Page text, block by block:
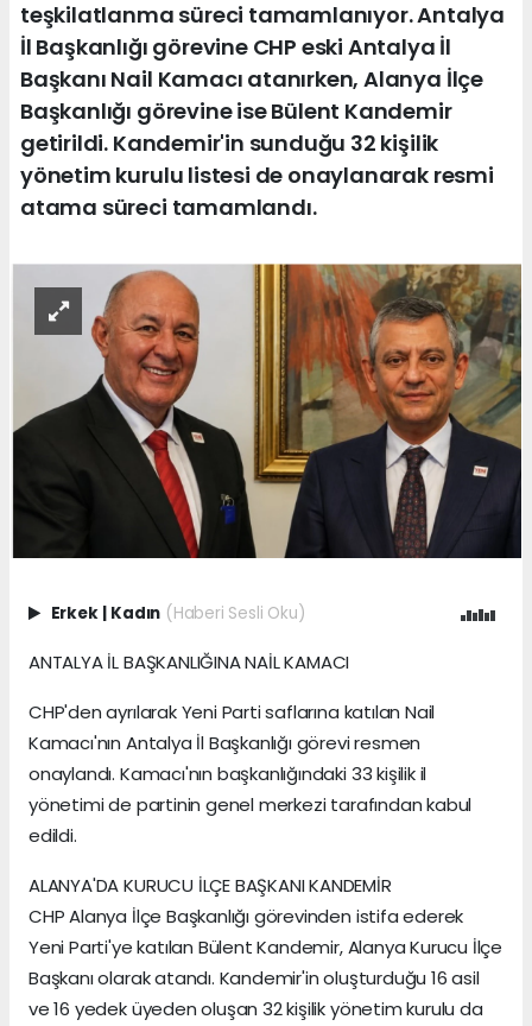
teşkilatlanma süreci tamamlanıyor. Antalya
İl Başkanlığı görevine CHP eski Antalya İl
Başkanı Nail Kamacı atanırken, Alanya İlçe
Başkanlığı görevine ise Bülent Kandemir
getirildi. Kandemir'in sunduğu 32 kişilik
yönetim kurulu listesi de onaylanarak resmi
atama süreci tamamlandı.
Erkek Kadın (Haberi Sesli Oku)
ANTALYA İL BAŞKANLIĞINA NAİL KAMACI
CHP'den ayrılarak Yeni Parti saflarına katılan Nail
Kamacı'nın Antalya İl Başkanlığı görevi resmen
onaylandı. Kamacı'nın başkanlığındaki 33 kişilik il
yönetimi de partinin genel merkezi tarafından kabul
edildi.
ALANYA'DA KURUCU İLÇE BAŞKANI KANDEMİR
CHP Alanya İlçe Başkanlığı görevinden istifa ederek
Yeni Parti'ye katılan Bülent Kandemir, Alanya Kurucu İlçe
Başkanı olarak atandı. Kandemir'in oluşturduğu 16 asil
ve 16 yedek üyeden oluşan 32 kişilik yönetim kurulu da